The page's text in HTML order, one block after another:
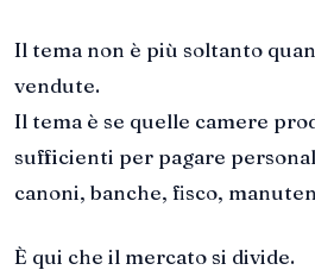
Il tema non è più soltanto
vendute.
Il tema è se quelle camere
sufficienti per pagare
canoni, banche, fisco,
È qui che il mercato si divide.